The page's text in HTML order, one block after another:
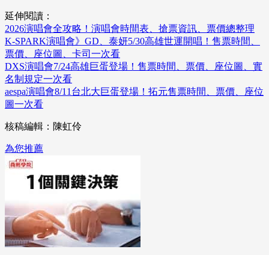
延伸閱讀：
2026演唱會全攻略！演唱會時間表、搶票資訊、票價總整理
K-SPARK演唱會》GD、泰妍5/30高雄世運開唱！售票時間、
票價、座位圖、卡司一次看
DXS演唱會7/24高雄巨蛋登場！售票時間、票價、座位圖、實
名制規定一次看
aespa演唱會8/11台北大巨蛋登場！拓元售票時間、票價、座位
圖一次看
核稿編輯：陳虹伶
為您推薦